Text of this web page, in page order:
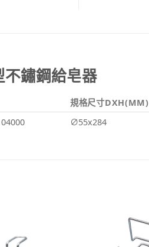
鏽鋼給皂器
規格尺寸DXH(MM)
04000 ∅55x284